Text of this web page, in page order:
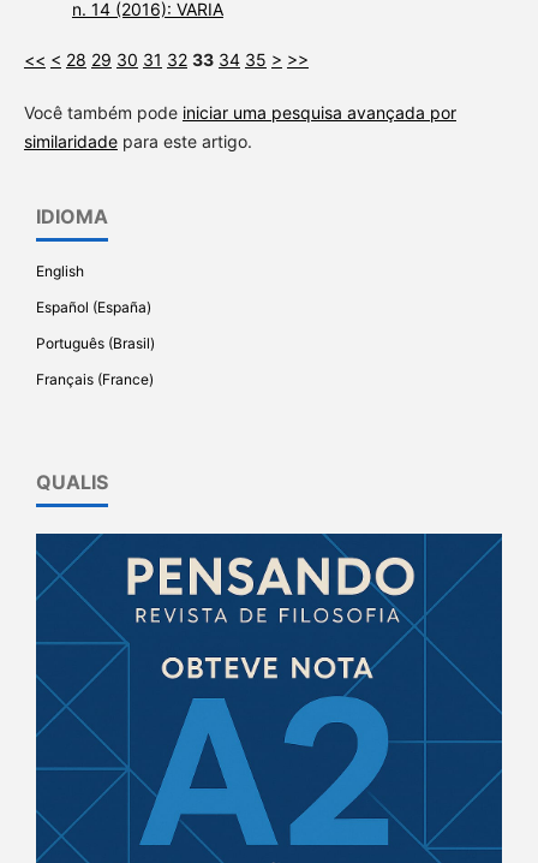
n. 14 (2016): VARIA
<< < 28 29 30 31 32 33 34 35 > >>
Você também pode iniciar uma pesquisa avançada por
similaridadepara este artigo.
IDIOMA
English
Español (España)
Português (Brasil)
Français (France)
QUALIS